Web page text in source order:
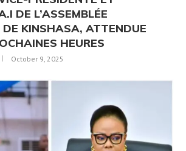
DE L’ASSEMBLÉE
DE KINSHASA, ATTENDUE
HEURES
October 9, 2025